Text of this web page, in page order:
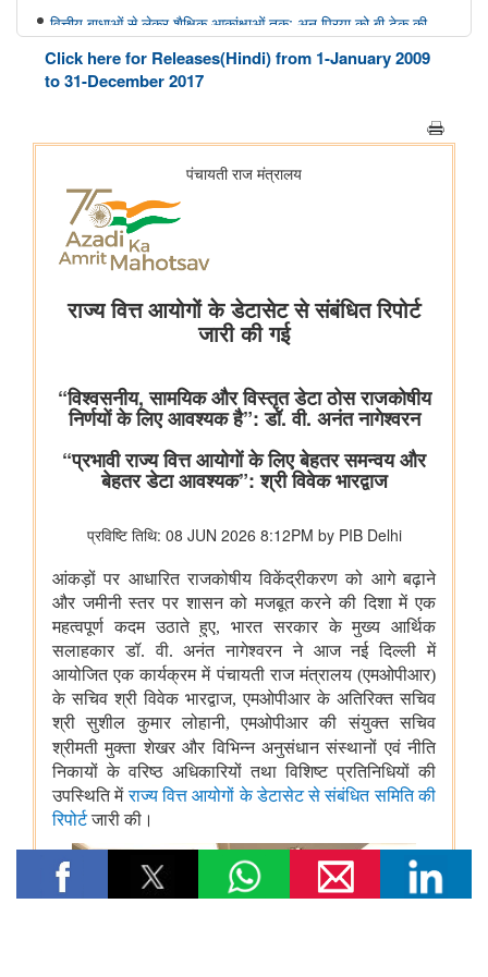
वित्तीय बाधाओं से लेकर शैक्षिक आकांक्षाओं तक: अनु प्रिया को बी.टेक की
पढ़ाई पूरी करने में छात्रवृत्ति सहायता ने कैसे मदद की
वित्तीय बाधाओं से लेकर तकनीकी आकांक्षाओं तक: यारा महेश को बी.टेक की
अन्य
केंद्रीकृत जन शिकायत निवारण और निगरानी प्रणाली (सीपीग्राम)
Click here for Releases(Hindi) from 1-January 2009
to 31-December 2017